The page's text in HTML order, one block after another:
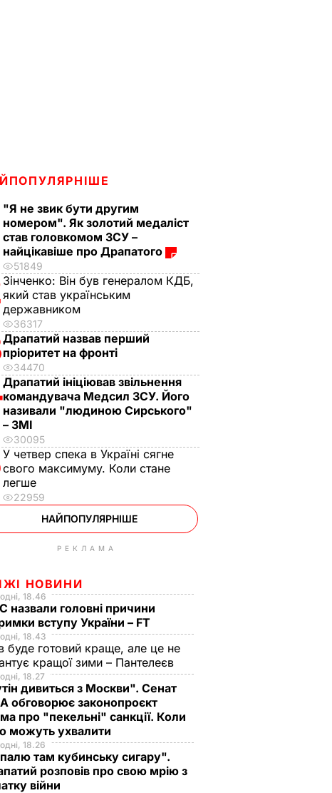
"Я не звик бути другим
номером". Як золотий медаліст
став головкомом ЗСУ –
найцікавіше про Драпатого
51849
Зінченко: Він був генералом КДБ,
який став українським
державником
36317
Драпатий назвав перший
пріоритет на фронті
34470
Драпатий ініціював звільнення
командувача Медсил ЗСУ. Його
називали "людиною Сирського"
– ЗМІ
30095
У четвер спека в Україні сягне
свого максимуму. Коли стане
легше
22959
НАЙПОПУЛЯРНІШЕ
РЕКЛАМА
НОВИНИ
18.46
назвали головні причини
вступу України – FT
18.43
буде готовий краще, але це не
кращої зими – Пантелеєв
18.27
дивиться з Москви". Сенат
обговорює законопроєкт
про "пекельні" санкції. Коли
можуть ухвалити
18.26
там кубинську сигару".
розповів про свою мрію з
війни